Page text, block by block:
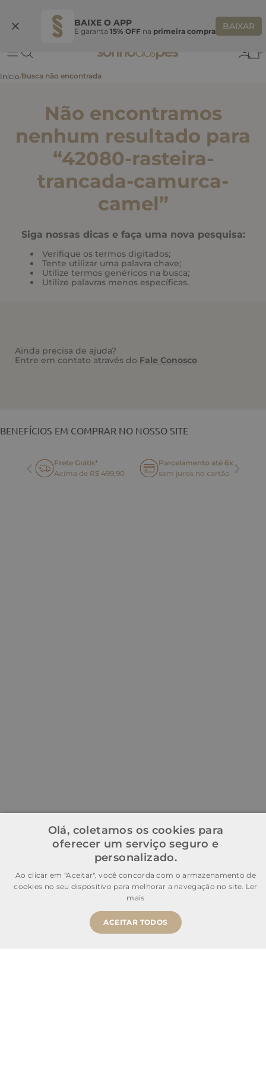
BAIXE O APP
E garanta 15% OFF na primeira compra BAIXAR
BEMVINDASONHO
Não encontramos
nenhum resultado para
“42080-rasteira-
trancada-camurca-
camel”
Siga nossas dicas e faça uma nova pesquisa:
Verifique os termos digitados;
Tente utilizar uma palavra chave;
Utilize termos genéricos na busca;
Utilize palavras menos específicas.
Ainda precisa de ajuda?
Entre em contato através do Fale Conosco
BENEFÍCIOS EM COMPRAR NO NOSSO SITE
Frete Grátis*
Acima de R$ 499,90
Parcelamento até 6x
sem juros no cartão
Olá, coletamos os cookies para
oferecer um serviço seguro e
personalizado.
Ao clicar em "Aceitar", você concorda com o armazenamento de
cookies no seu dispositivo para melhorar a navegação no site. Ler
mais
ACEITAR TODOS